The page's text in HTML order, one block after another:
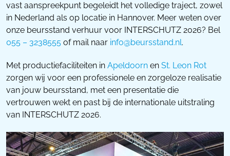
vast aanspreekpunt begeleidt het volledige traject, zowel
in Nederland als op locatie in Hannover. Meer weten over
onze beursstand verhuur voor INTERSCHUTZ 2026? Bel
055 – 3238555 of mail naar info@beursstand.nl.
Met productiefaciliteiten in Apeldoorn en St. Leon Rot
zorgen wij voor een professionele en zorgeloze realisatie
van jouw beursstand, met een presentatie die
vertrouwen wekt en past bij de internationale uitstraling
van INTERSCHUTZ 2026.